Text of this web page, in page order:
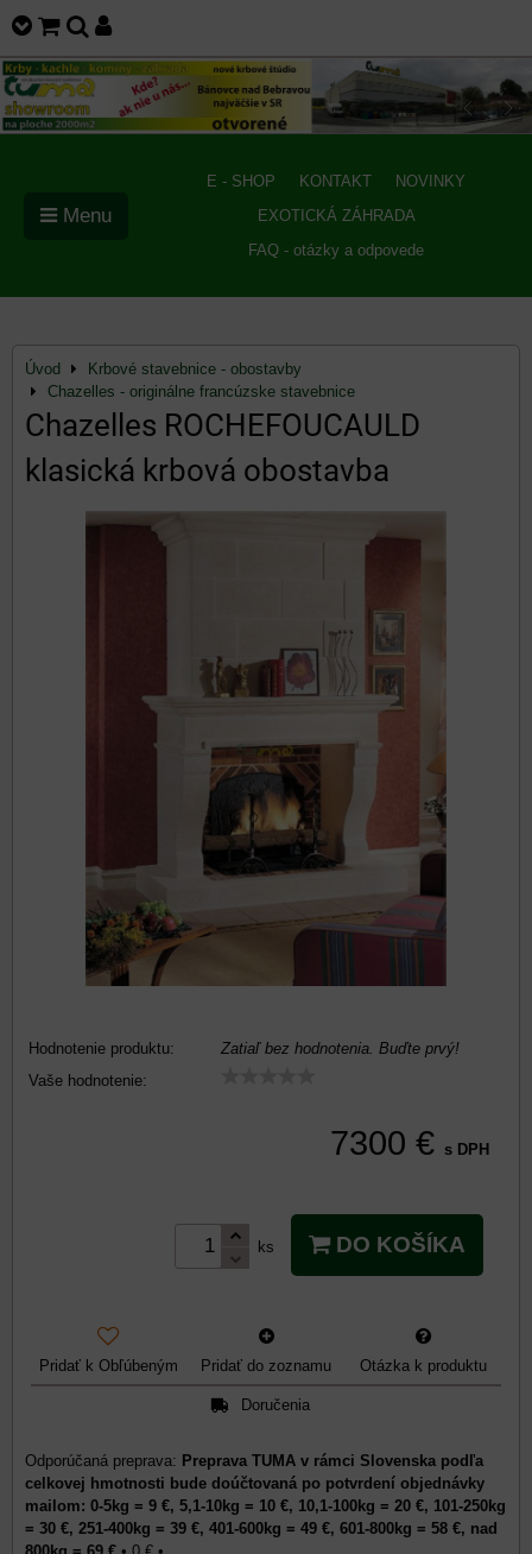
E - SHOP KONTAKT
NOVINKY
EXOTICKÁ ZÁHRADA
FAQ - otázky a odpovede
Menu
Úvod
Krbové stavebnice - obostavby
Chazelles - originálne francúzske stavebnice
Chazelles ROCHEFOUCAULD
klasická krbová obostavba
Hodnotenie produktu:
Zatiaľ bez hodnotenia. Buďte prvý!
Vaše hodnotenie:
7300 € s DPH
ks DO KOŠÍKA
Pridať k Obľúbeným Pridať do zoznamu Otázka k produktu
Doručenia
Preprava TUMA v rámci Slovenska podľa
celkovej hmotnosti bude doúčtovaná po potvrdení objednávky
mailom: 0-5kg = 9 €, 5,1-10kg = 10 €, 10,1-100kg = 20 €, 101-250kg
= 30 €, 251-400kg = 39 €, 401-600kg = 49 €, 601-800kg = 58 €, nad